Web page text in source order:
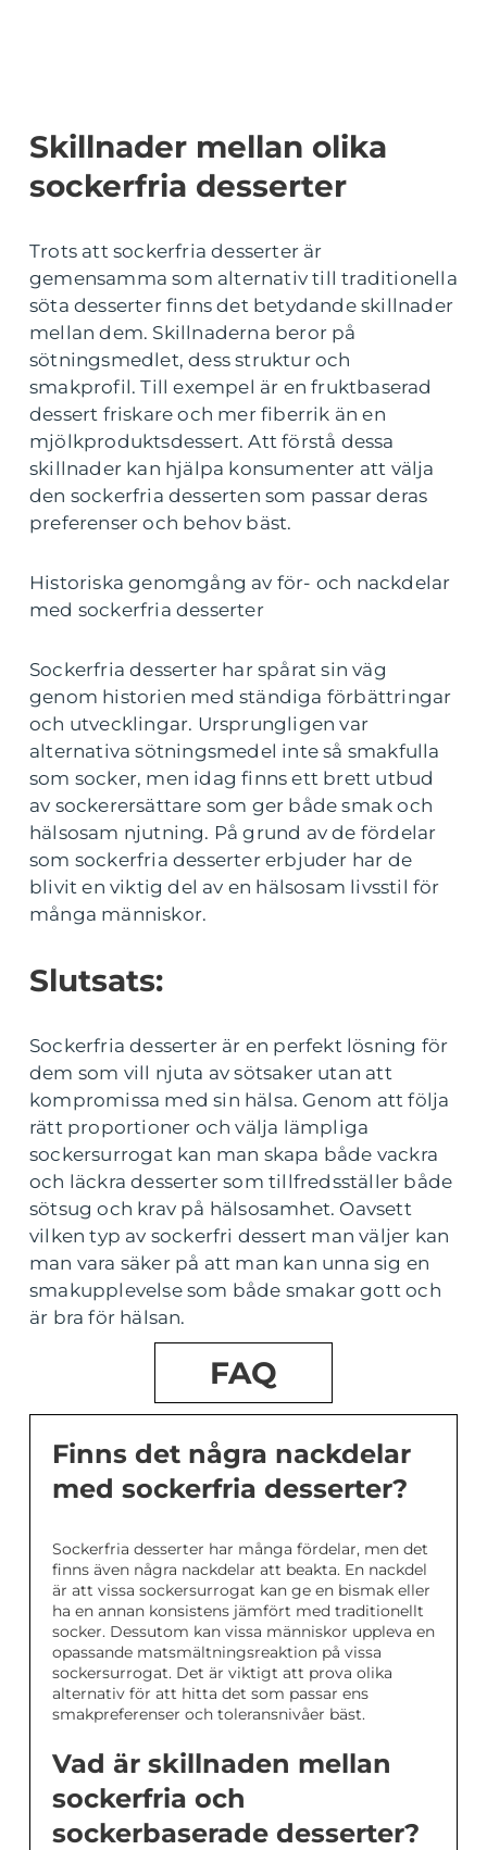
Skillnader mellan olika
sockerfria desserter
Trots att sockerfria desserter är
gemensamma som alternativ till traditionella
söta desserter finns det betydande skillnader
mellan dem. Skillnaderna beror på
sötningsmedlet, dess struktur och
smakprofil. Till exempel är en fruktbaserad
dessert friskare och mer fiberrik än en
mjölkproduktsdessert. Att förstå dessa
skillnader kan hjälpa konsumenter att välja
den sockerfria desserten som passar deras
preferenser och behov bäst.
Historiska genomgång av för- och nackdelar
med sockerfria desserter
Sockerfria desserter har spårat sin väg
genom historien med ständiga förbättringar
och utvecklingar. Ursprungligen var
alternativa sötningsmedel inte så smakfulla
som socker, men idag finns ett brett utbud
av sockerersättare som ger både smak och
hälsosam njutning. På grund av de fördelar
som sockerfria desserter erbjuder har de
blivit en viktig del av en hälsosam livsstil för
många människor.
Slutsats:
Sockerfria desserter är en perfekt lösning för
dem som vill njuta av sötsaker utan att
kompromissa med sin hälsa. Genom att följa
rätt proportioner och välja lämpliga
sockersurrogat kan man skapa både vackra
och läckra desserter som tillfredsställer både
sötsug och krav på hälsosamhet. Oavsett
vilken typ av sockerfri dessert man väljer kan
man vara säker på att man kan unna sig en
smakupplevelse som både smakar gott och
är bra för hälsan.
FAQ
Finns det några nackdelar
med sockerfria desserter?
Sockerfria desserter har många fördelar, men det
finns även några nackdelar att beakta. En nackdel
är att vissa sockersurrogat kan ge en bismak eller
ha en annan konsistens jämfört med traditionellt
socker. Dessutom kan vissa människor uppleva en
opassande matsmältningsreaktion på vissa
sockersurrogat. Det är viktigt att prova olika
alternativ för att hitta det som passar ens
smakpreferenser och toleransnivåer bäst.
Vad är skillnaden mellan
sockerfria och
sockerbaserade desserter?